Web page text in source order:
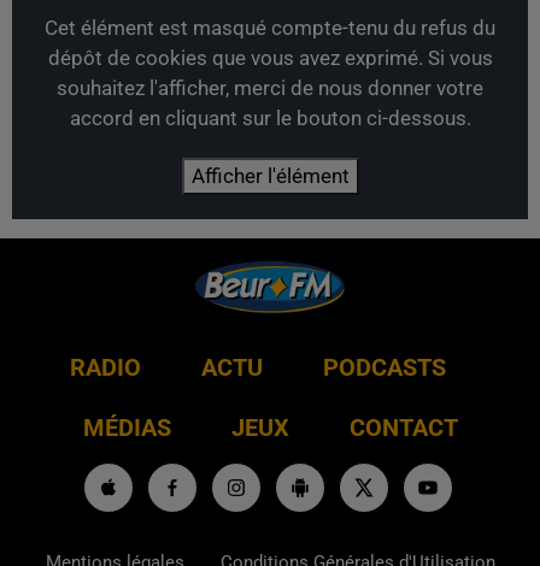
Cet élément est masqué compte-tenu du refus du
dépôt de cookies que vous avez exprimé. Si vous
souhaitez l'afficher, merci de nous donner votre
accord en cliquant sur le bouton ci-dessous.
Afficher l'élément
RADIO ACTU PODCASTS
MÉDIAS JEUX CONTACT